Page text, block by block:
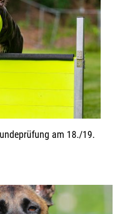
am 18./19.